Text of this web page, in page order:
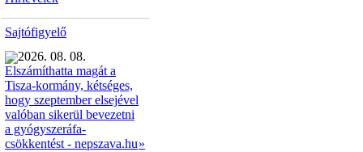
Sajtófigyelő
2026. 08. 08.
Elszámíthatta magát a
Tisza-kormány, kétséges,
hogy szeptember elsejével
valóban sikerül bevezetni
a gyógyszeráfa-
csökkentést - nepszava.hu»